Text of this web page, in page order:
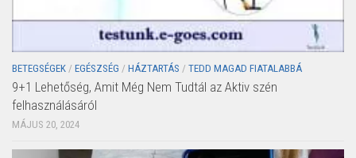
BETEGSÉGEK / EGÉSZSÉG / HÁZTARTÁS / TEDD MAGAD FIATALABBÁ
9+1 Lehetőség, Amit Még Nem Tudtál az Aktiv szén
felhasználásáról
MÁJUS 20, 2024